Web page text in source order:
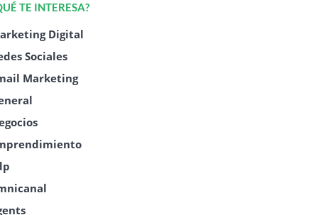
TE INTERESA?
Digital
Sociales
Marketing